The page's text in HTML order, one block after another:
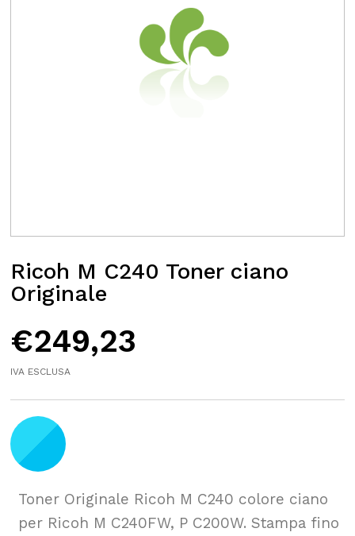
Ricoh M C240 Toner ciano
Originale
€249,23
IVA ESCLUSA
Toner Originale Ricoh M C240 colore ciano
per Ricoh M C240FW, P C200W. Stampa fino